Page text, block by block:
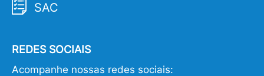
SAC
REDES SOCIAIS
Acompanhe nossas redes sociais: